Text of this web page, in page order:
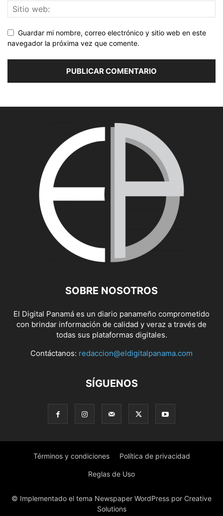
Guardar mi nombre, correo electrónico y sitio web en este
navegador la próxima vez que comente.
SOBRE NOSOTROS
El Digital Panamá es un diario panameño comprometido
con brindar información de calidad y veraz a través de
todas sus plataformas digitales.
Contáctanos: redaccion@eldigitalpanama.com
SÍGUENOS
Términos y condiciones Política de privacidad
Reglas de Uso
© Implementado el tema Newspaper WordPress por Creative
Solutions